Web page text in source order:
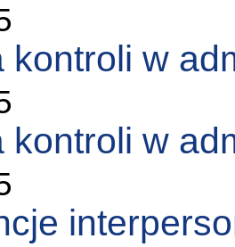
kontroli w
kontroli w